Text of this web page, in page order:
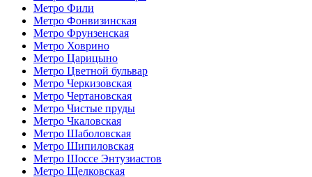
Метро Фили
Метро Фонвизинская
Метро Фрунзенская
Метро Ховрино
Метро Царицыно
Метро Цветной бульвар
Метро Черкизовская
Метро Чертановская
Метро Чистые пруды
Метро Чкаловская
Метро Шаболовская
Метро Шипиловская
Метро Шоссе Энтузиастов
Метро Щелковская